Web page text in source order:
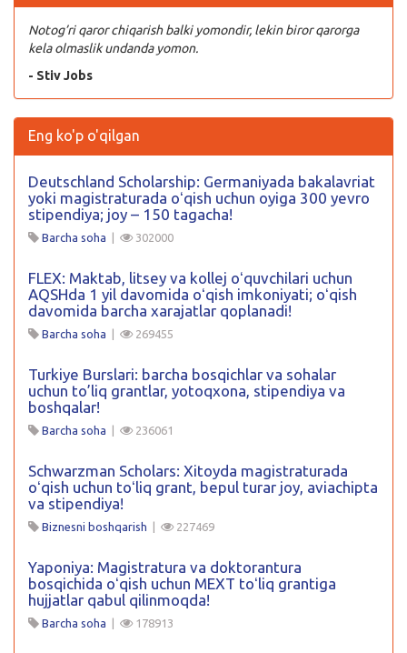
Notog’ri qaror chiqarish balki yomondir, lekin biror qarorga
kela olmaslik undanda yomon.
- Stiv Jobs
Eng ko'p o'qilgan
Deutschland Scholarship: Germaniyada bakalavriat
yoki magistraturada oʻqish uchun oyiga 300 yevro
stipendiya; joy – 150 tagacha!
Barcha soha | 302000
FLEX: Maktab, litsey va kollej oʻquvchilari uchun
AQSHda 1 yil davomida oʻqish imkoniyati; oʻqish
davomida barcha xarajatlar qoplanadi!
Barcha soha | 269455
Turkiye Burslari: barcha bosqichlar va sohalar
uchun to’liq grantlar, yotoqxona, stipendiya va
boshqalar!
Barcha soha | 236061
Schwarzman Scholars: Xitoyda magistraturada
oʻqish uchun toʻliq grant, bepul turar joy, aviachipta
va stipendiya!
Biznesni boshqarish | 227469
Yaponiya: Magistratura va doktorantura
bosqichida oʻqish uchun MEXT toʻliq grantiga
hujjatlar qabul qilinmoqda!
Barcha soha | 178913